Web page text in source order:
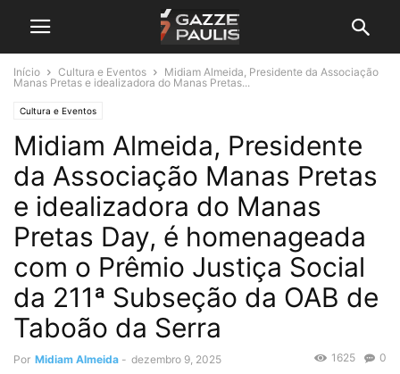
Início Cultura e Eventos
Midiam Almeida, Presidente da Associação
Manas Pretas e idealizadora do Manas Pretas...
Cultura e Eventos
Midiam Almeida, Presidente
da Associação Manas Pretas
e idealizadora do Manas
Pretas Day, é homenageada
com o Prêmio Justiça Social
da 211ª Subseção da OAB de
Taboão da Serra
Por Midiam Almeida - dezembro 9, 2025 0
1625